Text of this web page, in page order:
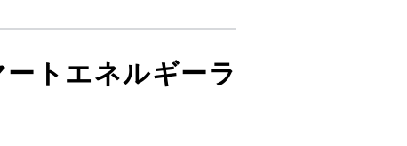
トエネルギーラ